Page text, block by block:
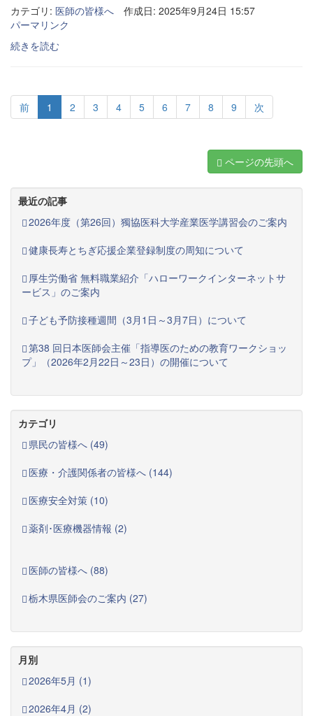
カテゴリ: 医師の皆様へ
作成日: 2025年9月24日 15:57
パーマリンク
続きを読む
前 1 2 3 4 5 6 7 8 9 次
ページの先頭へ
最近の記事
2026年度（第26回）獨協医科大学産業医学講習会のご案内
健康長寿とちぎ応援企業登録制度の周知について
厚生労働省 無料職業紹介「ハローワークインターネットサ
ービス」のご案内
子ども予防接種週間（3月1日～3月7日）について
第38 回日本医師会主催「指導医のための教育ワークショッ
プ」（2026年2月22日～23日）の開催について
カテゴリ
県民の皆様へ (49)
医療・介護関係者の皆様へ (144)
医療安全対策 (10)
薬剤･医療機器情報 (2)
医師の皆様へ (88)
栃木県医師会のご案内 (27)
月別
2026年5月 (1)
2026年4月 (2)